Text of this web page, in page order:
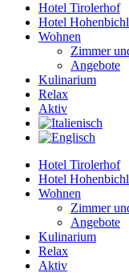
Hotel Tirolerhof
Hotel Hohenbichl
Wohnen
Zimmer
Angebote
Kulinarium
Relax
Aktiv
Hotel Tirolerhof
Hotel Hohenbichl
Wohnen
Zimmer
Angebote
Kulinarium
Relax
Aktiv